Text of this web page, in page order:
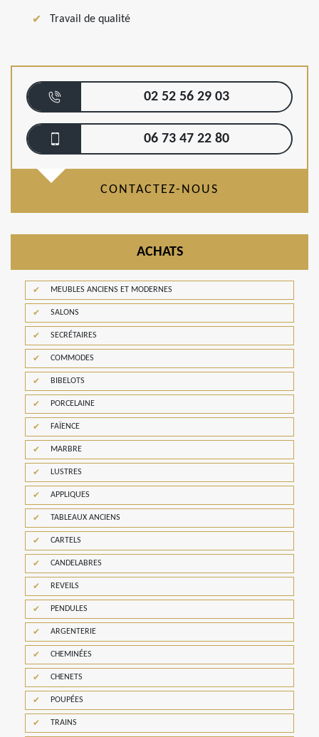
Travail de qualité
02 52 56 29 03
06 73 47 22 80
CONTACTEZ-NOUS
ACHATS
MEUBLES ANCIENS ET MODERNES
SALONS
SECRÉTAIRES
COMMODES
BIBELOTS
PORCELAINE
FAÏENCE
MARBRE
LUSTRES
APPLIQUES
TABLEAUX ANCIENS
CARTELS
CANDELABRES
REVEILS
PENDULES
ARGENTERIE
CHEMINÉES
CHENETS
POUPÉES
TRAINS